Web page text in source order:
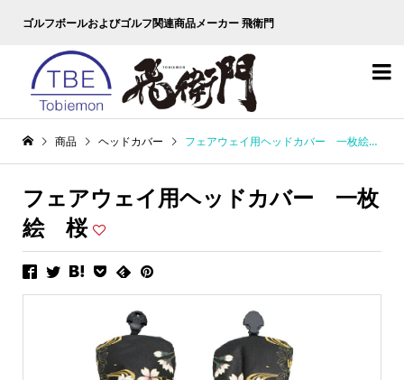
ゴルフボールおよびゴルフ関連商品メーカー 飛衛門

商品 ヘッドカバー フェアウェイ用ヘッドカバー 一枚絵 桜
フェアウェイ用ヘッドカバー 一枚
絵 桜